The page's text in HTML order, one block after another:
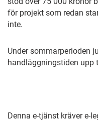
för projekt som redan
inte.
Under sommarperioden
handläggningstiden upp
Denna e-tjänst kräver e-